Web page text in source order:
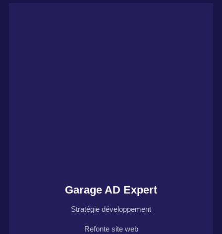
Garage AD Expert
Stratégie développement
Refonte site web